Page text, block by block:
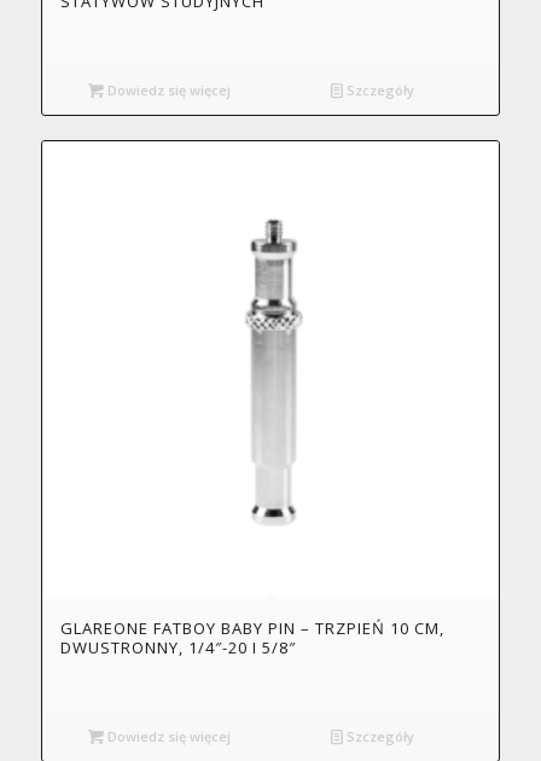
Dowiedz się więcej Szczegóły
GLAREONE FATBOY BABY PIN – TRZPIEŃ 10 CM,
DWUSTRONNY, 1/4″-20 I 5/8″
Dowiedz się więcej Szczegóły